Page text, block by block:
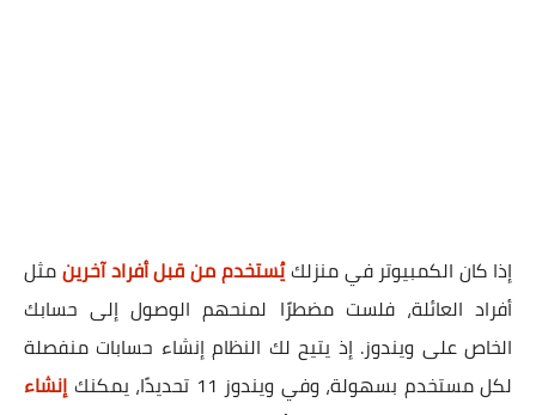
إذا كان الكمبيوتر في منزلكيُستخدم من قبل أفراد آخرينمثل
أفراد العائلة، فلست مضطرًا لمنحهم الوصول إلى حسابك
الخاص على ويندوز. إذ يتيح لك النظام إنشاء حسابات منفصلة
لكل مستخدم بسهولة، وفي ويندوز 11 تحديدًا، يمكنك
إنشاء